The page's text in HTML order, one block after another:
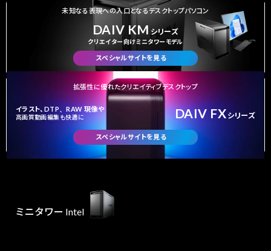
未知なる表現への入口となるデスクトップパソコン
DAIV KM シリーズ
クリエイター向けミニタワーモデル
スペシャルサイトを見る
拡張性に優れたクリエイティブデスクトップ
イラスト、 DTP、RAW 現像や
高画質動画編集も快適に DAIV FXシリーズ
スペシャルサイトを見る
ミニタワー Intel